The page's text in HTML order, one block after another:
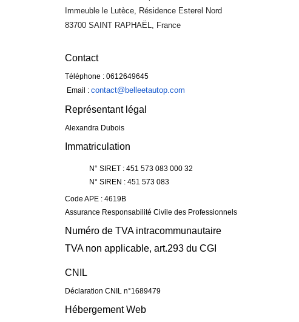
Immeuble le Lutèce, Résidence Esterel Nord
83700 SAINT RAPHAËL, France
Contact
Téléphone : 0612649645
Email : contact@belleetautop.com
Représentant légal
Alexandra Dubois
Immatriculation
N° SIRET : 451 573 083 000 32
N° SIREN : 451 573 083
Code APE : 4619B
Assurance Responsabilité Civile des Professionnels
Numéro de TVA intracommunautaire
TVA non applicable, art.293 du CGI
CNIL
Déclaration CNIL n°1689479
Hébergement Web